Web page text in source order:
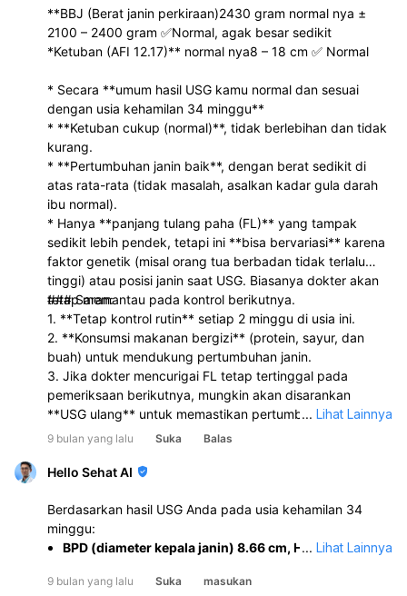
**BBJ (Berat janin perkiraan)2430 gram normal nya ±
2100 – 2400 gram ✅Normal, agak besar sedikit
*Ketuban (AFI 12.17)** normal nya8 – 18 cm ✅ Normal
* Secara **umum hasil USG kamu normal dan sesuai
dengan usia kehamilan 34 minggu**
* **Ketuban cukup (normal)**, tidak berlebihan dan tidak
kurang.
* **Pertumbuhan janin baik**, dengan berat sedikit di
atas rata-rata (tidak masalah, asalkan kadar gula darah
ibu normal).
* Hanya **panjang tulang paha (FL)** yang tampak
sedikit lebih pendek, tetapi ini **bisa bervariasi** karena
faktor genetik (misal orang tua berbadan tidak terlalu
tinggi) atau posisi janin saat USG. Biasanya dokter akan
tetap memantau pada kontrol berikutnya.
### Saran:
1. **Tetap kontrol rutin** setiap 2 minggu di usia ini.
2. **Konsumsi makanan bergizi** (protein, sayur, dan
buah) untuk mendukung pertumbuhan janin.
3. Jika dokter mencurigai FL tetap tertinggal pada
pemeriksaan berikutnya, mungkin akan disarankan
**USG ulang** untuk memastikan pertumbuhan tulang
dan plasenta.
... Lihat Lainnya
9 bulan yang lalu Suka Balas
Hello Sehat AI
Berdasarkan hasil USG Anda pada usia kehamilan 34
minggu:
BPD (diameter kepala janin) 8.66 cm, HC (lingkar
cm, dan BBJ (berat janin) 2430 gram
... Lihat Lainnya
9 bulan yang lalu Suka masukan